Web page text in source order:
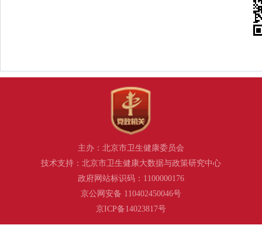
主办：北京市卫生健康委员会
技术支持：北京市卫生健康大数据与政策研究中心
政府网站标识码：1100000176
京公网安备 110402450046号
京ICP备14023817号